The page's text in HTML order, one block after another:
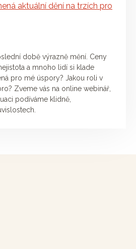
aktuální dění na trzích pro
době výrazně mění. Ceny
a mnoho lidí si klade
pro mé úspory? Jakou roli v
Zveme vás na online webinář,
podíváme klidně,